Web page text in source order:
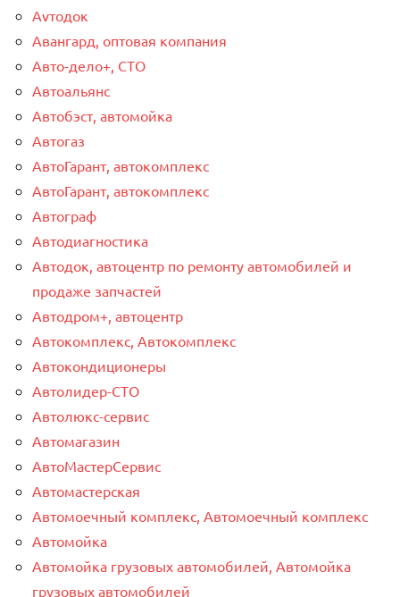
Аvтодок
Авангард, оптовая компания
Авто-дело+, СТО
Автоальянс
Автобэст, автомойка
Автогаз
АвтоГарант, автокомплекс
АвтоГарант, автокомплекс
Автограф
Автодиагностика
Автодок, автоцентр по ремонту автомобилей и
продаже запчастей
Автодром+, автоцентр
Автокомплекс, Автокомплекс
Автокондиционеры
Автолидер-СТО
Автолюкс-сервис
Автомагазин
АвтоМастерСервис
Автомастерская
Автомоечный комплекс, Автомоечный комплекс
Автомойка
Автомойка грузовых автомобилей, Автомойка
грузовых автомобилей